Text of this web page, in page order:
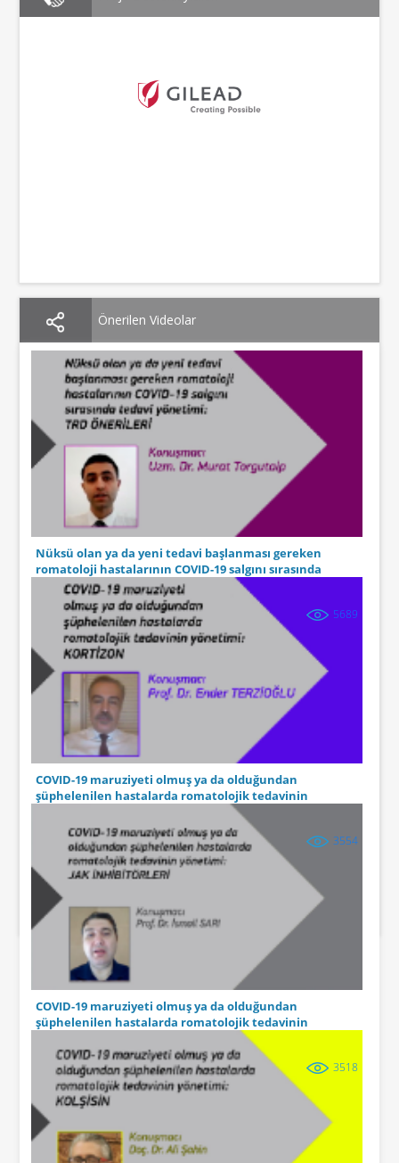
Önerilen Videolar
Nüksü olan ya da yeni tedavi başlanması gereken
romatoloji hastalarının COVID-19 salgını sırasında
tedavi yönetimi: TRD önerileri
5689
COVID-19 maruziyeti olmuş ya da olduğundan
şüphelenilen hastalarda romatolojik tedavinin
3554
COVID-19 maruziyeti olmuş ya da olduğundan
şüphelenilen hastalarda romatolojik tedavinin
3518